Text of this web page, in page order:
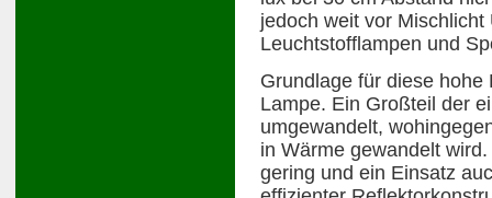
jedoch weit vor
Leuchtstofflampen und
Grundlage für diese
Lampe. Ein Großteil der
umgewandelt,
in Wärme gewandelt
gering und ein Einsatz